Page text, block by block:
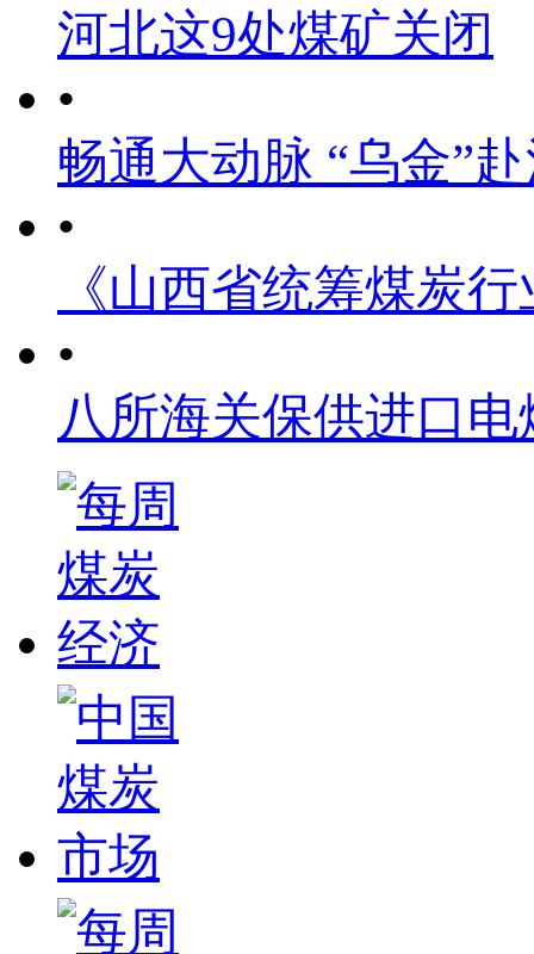
河北这9处煤矿关闭
•
畅通大动脉 “乌金”
•
《山西省统筹煤炭
•
八所海关保供进口